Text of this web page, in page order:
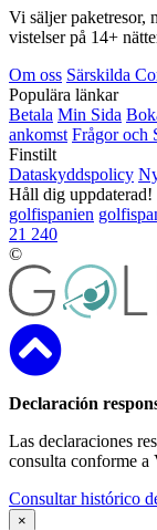
Vi säljer paketresor,
vistelser på 14+
Om oss Särskilda
Populära länkar
Betala Min Sida
ankomst Frågor och
Finstilt
Dataskyddspolicy
Håll dig uppdaterad!
golfispanien
21 240
©
Declaración
Las declaraciones
consulta conforme a
Consultar histórico
×